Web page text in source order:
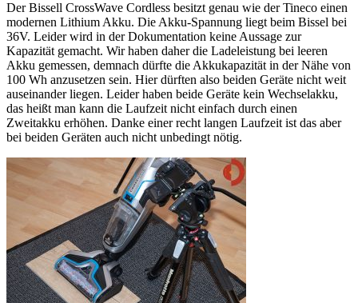
Der Bissell CrossWave Cordless besitzt genau wie der Tineco einen
modernen Lithium Akku. Die Akku-Spannung liegt beim Bissel bei
36V. Leider wird in der Dokumentation keine Aussage zur
Kapazität gemacht. Wir haben daher die Ladeleistung bei leeren
Akku gemessen, demnach dürfte die Akkukapazität in der Nähe von
100 Wh anzusetzen sein. Hier dürften also beiden Geräte nicht weit
auseinander liegen. Leider haben beide Geräte kein Wechselakku,
das heißt man kann die Laufzeit nicht einfach durch einen
Zweitakku erhöhen. Danke einer recht langen Laufzeit ist das aber
bei beiden Geräten auch nicht unbedingt nötig.